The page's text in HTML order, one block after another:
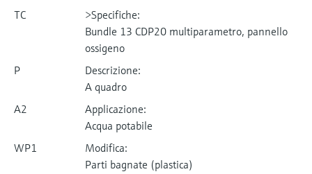
>Specifiche:
TC
Bundle 13 CDP20 multiparametro, pannello
ossigeno
Descrizione:
P
A quadro
Applicazione:
A2
Acqua potabile
Modifica:
WP1
Parti bagnate (plastica)